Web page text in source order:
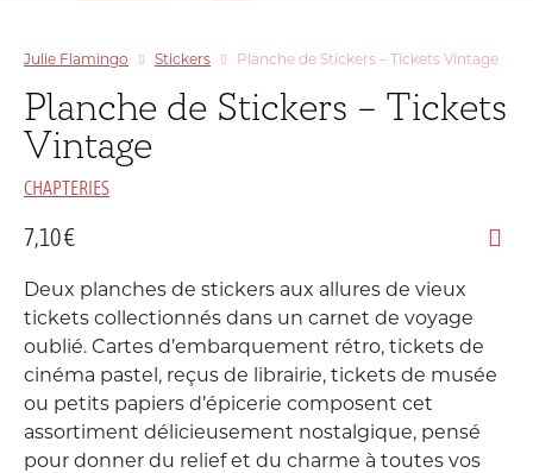
Julie Flamingo Stickers Planche de Stickers – Tickets Vintage
Planche de Stickers – Tickets
Vintage
CHAPTERIES
7,10€
Deux planches de stickers aux allures de vieux
tickets collectionnés dans un carnet de voyage
oublié. Cartes d’embarquement rétro, tickets de
cinéma pastel, reçus de librairie, tickets de musée
ou petits papiers d’épicerie composent cet
assortiment délicieusement nostalgique, pensé
pour donner du relief et du charme à toutes vos